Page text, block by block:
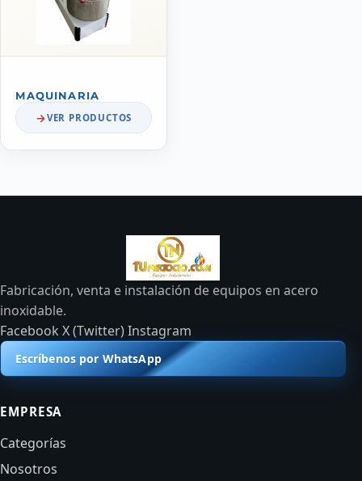
MAQUINARIA
VER PRODUCTOS
Fabricación, venta e instalación de equipos en acero
inoxidable.
FacebookX (Twitter)Instagram
Escríbenos por WhatsApp
EMPRESA
Categorías
Nosotros